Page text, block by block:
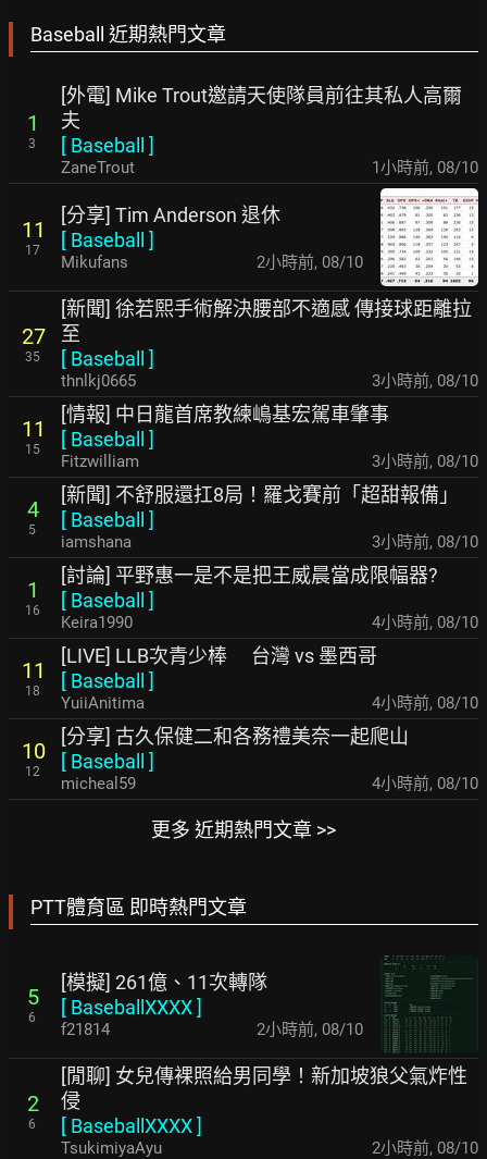
Baseball 近期熱門文章
1
3
[外電] Mike Trout邀請天使隊員前往其私人高爾
夫
[ Baseball ]
ZaneTrout 1小時前, 08/10
11
17
[分享] Tim Anderson 退休
[ Baseball ]
Mikufans 2小時前, 08/10
27
35
[新聞] 徐若熙手術解決腰部不適感 傳接球距離拉
至
[ Baseball ]
thnlkj0665 3小時前, 08/10
11
15
[情報] 中日龍首席教練嶋基宏駕車肇事
[ Baseball ]
Fitzwilliam 3小時前, 08/10
4
5
[新聞] 不舒服還扛8局！羅戈賽前「超甜報備」
[ Baseball ]
iamshana 3小時前, 08/10
1
16
[討論] 平野惠一是不是把王威晨當成限幅器?
[ Baseball ]
Keira1990 4小時前, 08/10
11
18
[LIVE] LLB次青少棒 台灣 vs 墨西哥
[ Baseball ]
YuiiAnitima 4小時前, 08/10
10
12
[分享] 古久保健二和各務禮美奈一起爬山
[ Baseball ]
micheal59 4小時前, 08/10
更多 近期熱門文章 >>
PTT體育區 即時熱門文章
5
6
[模擬] 261億、11次轉隊
[ BaseballXXXX]
f21814 2小時前, 08/10
2
6
[閒聊] 女兒傳裸照給男同學！新加坡狼父氣炸性
侵
[ BaseballXXXX]
TsukimiyaAyu 2小時前, 08/10